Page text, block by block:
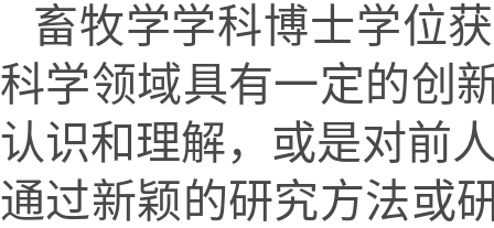
畜牧学学科博士学位
科学领域具有一定的创
认识和理解，或是对前
通过新颖的研究方法或